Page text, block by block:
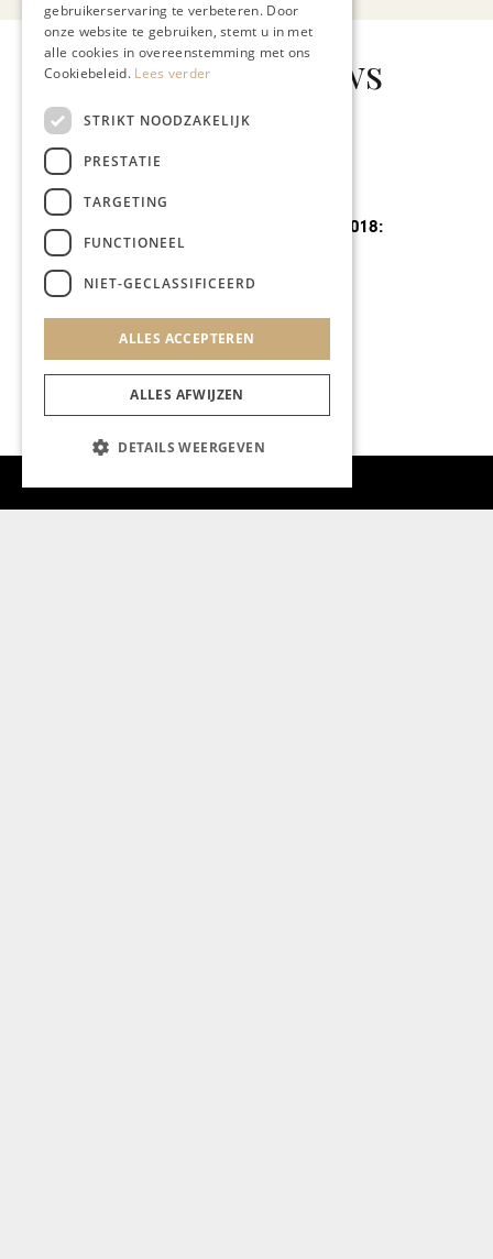
Gerelateerd nieuws
Preuvenemint 2018:
gebruikerservaring te verbeteren. Door
onze website te gebruiken, stemt u in met
alle cookies in overeenstemming met ons
Cookiebeleid. Lees verder
STRIKT NOODZAKELIJK
PRESTATIE
TARGETING
FUNCTIONEEL
NIET-GECLASSIFICEERD
ALLES ACCEPTEREN
ALLES AFWIJZEN
DETAILS WEERGEVEN